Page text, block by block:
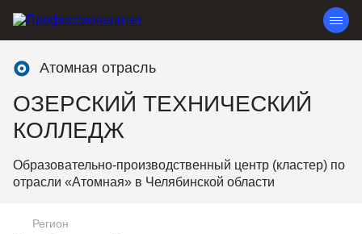
Атомная отрасль
ОЗЕРСКИЙ ТЕХНИЧЕСКИЙ
КОЛЛЕДЖ
Образовательно-производственный центр (кластер) по
отрасли «Атомная» в Челябинской области
Регион